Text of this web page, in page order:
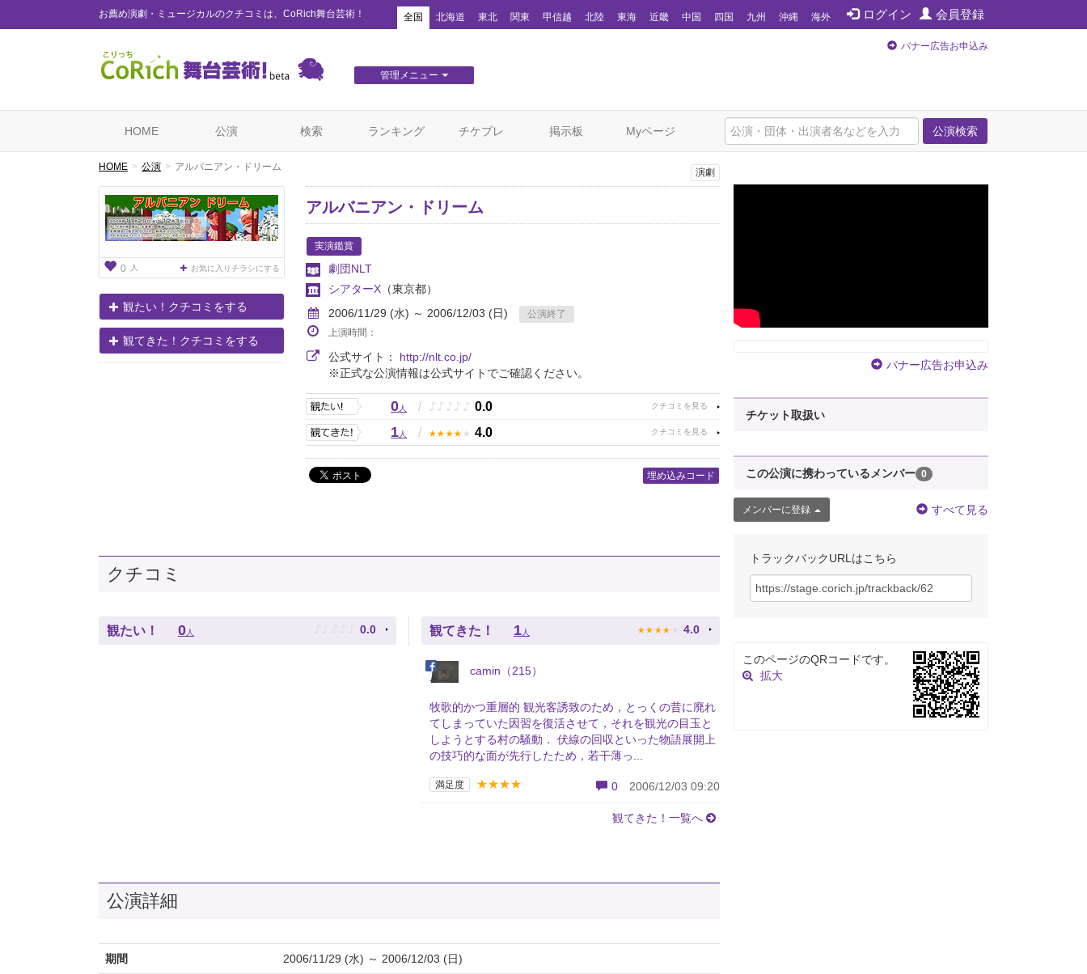
お薦め演劇・ミュージカルのクチコミは、CoRich舞台芸術！ ログイン 会員登録
全国 北海道 東北 関東 甲信越 北陸 東海 近畿 中国 四国 九州 沖縄 海外
管理メニュー
バナー広告お申込み
公演検索
HOME 公演 検索 ランキング チケプレ 掲示板 Myページ
HOME 公演 アルバニアン・ドリーム
0 人 お気に入りチラシにする
観たい！クチコミをする
観てきた！クチコミをする
演劇
アルバニアン・ドリーム
実演鑑賞
劇団NLT
シアターX （東京都）
2006/11/29 (水) ～ 2006/12/03 (日)
公演終了
上演時間：
公式サイト： http://nlt.co.jp/
※正式な公演情報は公式サイトでご確認ください。
0人 / ♪ ♪ ♪ ♪ ♪ 0.0
1人 / ★ ★ ★ ★ ★ 4.0
埋め込みコード
クチコミ
観たい！ 0 人 ♪ ♪ ♪ ♪ ♪ 0.0 観てきた！ 1 人 ★ ★ ★ ★ ★ 4.0
camin（215）
牧歌的かつ重層的 観光客誘致のため，とっくの昔に廃れ
てしまっていた因習を復活させて，それを観光の目玉と
しようとする村の騒動． 伏線の回収といった物語展開上
の技巧的な面が先行したため，若干薄っ...
満足度 ★★★★ 0 2006/12/03 09:20
観てきた！一覧へ
公演詳細
期間 2006/11/29 (水) ～ 2006/12/03 (日)
バナー広告お申込み
チケット取扱い
この公演に携わっているメンバー 0
メンバーに登録 すべて見る
トラックバックURLはこちら
このページのQRコードです。
拡大